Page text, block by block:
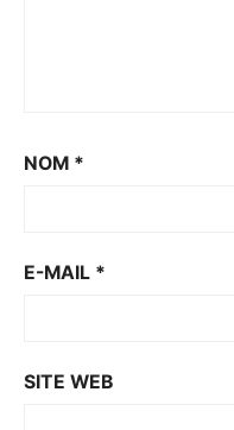
NOM *
E-MAIL *
SITE WEB